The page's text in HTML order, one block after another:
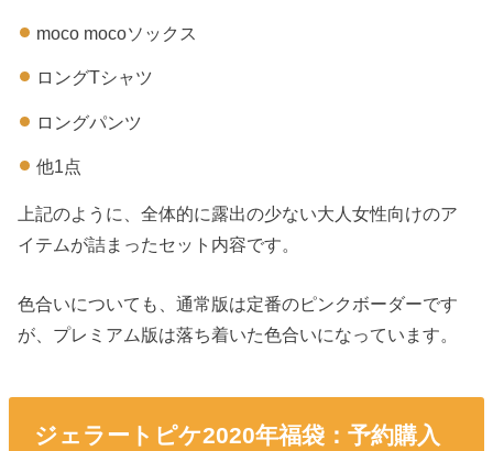
moco mocoソックス
ロングTシャツ
ロングパンツ
他1点
上記のように、全体的に露出の少ない大人女性向けのア
イテムが詰まったセット内容です。
色合いについても、通常版は定番のピンクボーダーです
が、プレミアム版は落ち着いた色合いになっています。
ジェラートピケ2020年福袋：予約購入